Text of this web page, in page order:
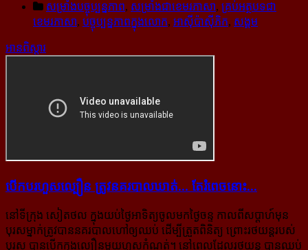
សម្រាំងបច្ចុប្បន្នភាព, សម្រាំងជាខេមរភាសា, គ្រប់អត្ថបទជា
ខេមរភាសា, បច្ចុប្បន្នភាពក្នុងលោក, អាស៊ីប៉ាស៊ីភិក, សង្គម
អានពិស្ដារ
បើក​បរ​ហួស​ល្បឿន ត្រូវ​នគរបាល​ឃាត់... តែ​រំពេច​នោះ...
នៅទីក្រុង សៀតថល ក្នុងយប់ថ្ងៃអាទិត្យចូលមកថ្ងៃចន្ទ កាលពីសប្ដាហ៍មុន
បុរសម្នាក់ត្រូវបាននគរបាល​ហៅ​ឲ្យឈប់ ដើម្បីត្រួតពិនិត្យ ព្រោះរថយន្ដរបស់
បុរស បានបើកក្នុងល្បឿនមួយហួសកំណត់។ នៅពេលដែល​រថយន្ដ បានឈប់